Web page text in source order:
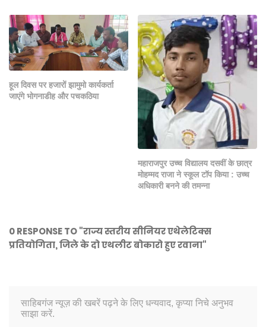
हूल दिवस पर हजारों झामुमो कार्यकर्ता
जाएंगे भोगनाडीह और पचकठिया
महाराजपुर उच्च विद्यालय दसवीं के छात्र
मोहम्मद राजा ने स्कूल टॉप किया : उच्च
अधिकारी बनने की तमन्ना
0 RESPONSE TO "राज्य स्तरीय सीनियर एथेलेटिक्स
प्रतियोगिता, जिले के दो एथलीट बोकारो हुए रवाना"
साहिबगंज न्यूज़ की खबरें पढ़ने के लिए धन्यवाद, कृप्या निचे अनुभव
साझा करें.